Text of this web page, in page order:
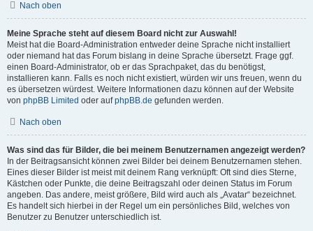
Nach oben
Meine Sprache steht auf diesem Board nicht zur Auswahl!
Meist hat die Board-Administration entweder deine Sprache nicht installiert
oder niemand hat das Forum bislang in deine Sprache übersetzt. Frage ggf.
einen Board-Administrator, ob er das Sprachpaket, das du benötigst,
installieren kann. Falls es noch nicht existiert, würden wir uns freuen, wenn du
es übersetzen würdest. Weitere Informationen dazu können auf der Website
von phpBB Limited oder aufphpBB.de gefunden werden.
Nach oben
Was sind das für Bilder, die bei meinem Benutzernamen angezeigt werden?
In der Beitragsansicht können zwei Bilder bei deinem Benutzernamen stehen.
Eines dieser Bilder ist meist mit deinem Rang verknüpft: Oft sind dies Sterne,
Kästchen oder Punkte, die deine Beitragszahl oder deinen Status im Forum
angeben. Das andere, meist größere, Bild wird auch als „Avatar“ bezeichnet.
Es handelt sich hierbei in der Regel um ein persönliches Bild, welches von
Benutzer zu Benutzer unterschiedlich ist.